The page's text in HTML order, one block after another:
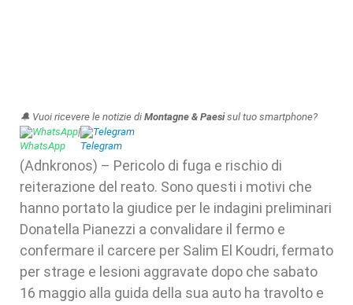
🔔 Vuoi ricevere le notizie di Montagne & Paesisul tuo smartphone?
WhatsApp| Telegram
(Adnkronos) – Pericolo di fuga e rischio di
reiterazione del reato. Sono questi i motivi che
hanno portato la giudice per le indagini preliminari
Donatella Pianezzi a convalidare il fermo e
confermare il carcere per Salim El Koudri, fermato
per strage e lesioni aggravate dopo che sabato
16 maggio alla guida della sua auto ha travolto e